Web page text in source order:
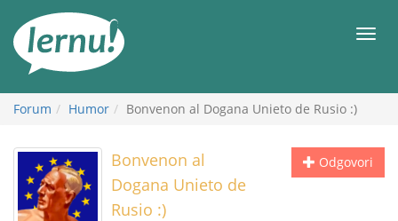
Meni
Forum Humor Bonvenon al Dogana Unieto de Rusio :)
Odgovori
Bonvenon al
Dogana Unieto de
Rusio :)